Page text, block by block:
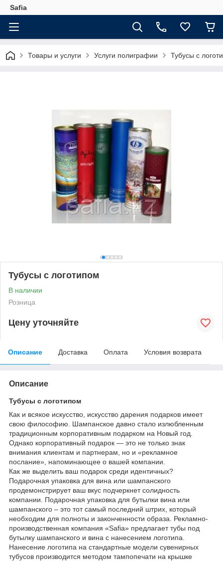
Safia
Товары и услуги Услуги полиграфии Тубусы с
Тубусы с логотипом
В наличии
Розница
Цену уточняйте
Описание Доставка Оплата Условия возврата
Описание
Тубусы с логотипом
Как и всякое искусство, искусство дарения подарков имеет
свою философию. Шампанское давно стало излюбленным
традиционным корпоративным подарком на Новый год.
Однако корпоративный подарок — это не только знак
внимания клиентам и партнерам, но и «рекламное
послание», напоминающее о вашей компании.
Как же выделить ваш подарок среди идентичных?
Подарочная упаковка для вина или шампанского
продемонстрирует ваш вкус подчеркнет солидность
компании. Подарочная упаковка для бутылки вина или
шампанского – это тот самый последний штрих, который
необходим для полноты и законченности образа. Рекламно-
производственная компания «Safia» предлагает тубы под
бутылку шампанского и вина с нанесением логотипа.
Нанесение логотипа на стандартные модели сувенирных
тубусов производится методом тампопечати на крышке